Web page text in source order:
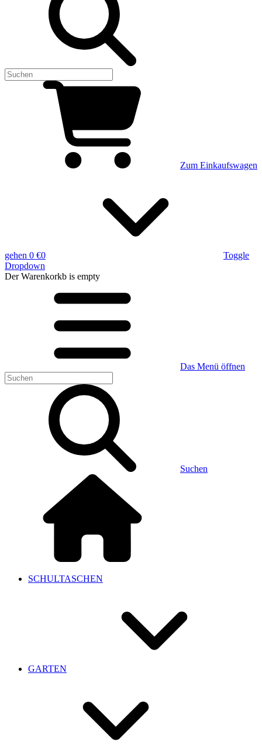
Zum Einkaufswagen
gehen 0 €0
Toggle
Dropdown
Der Warenkorkb is empty
Das Menü öffnen
Suchen
SCHULTASCHEN
GARTEN